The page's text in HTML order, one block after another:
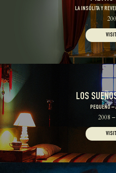
LA INSÓLITA Y
LOS
PEQUEÑO –
2008